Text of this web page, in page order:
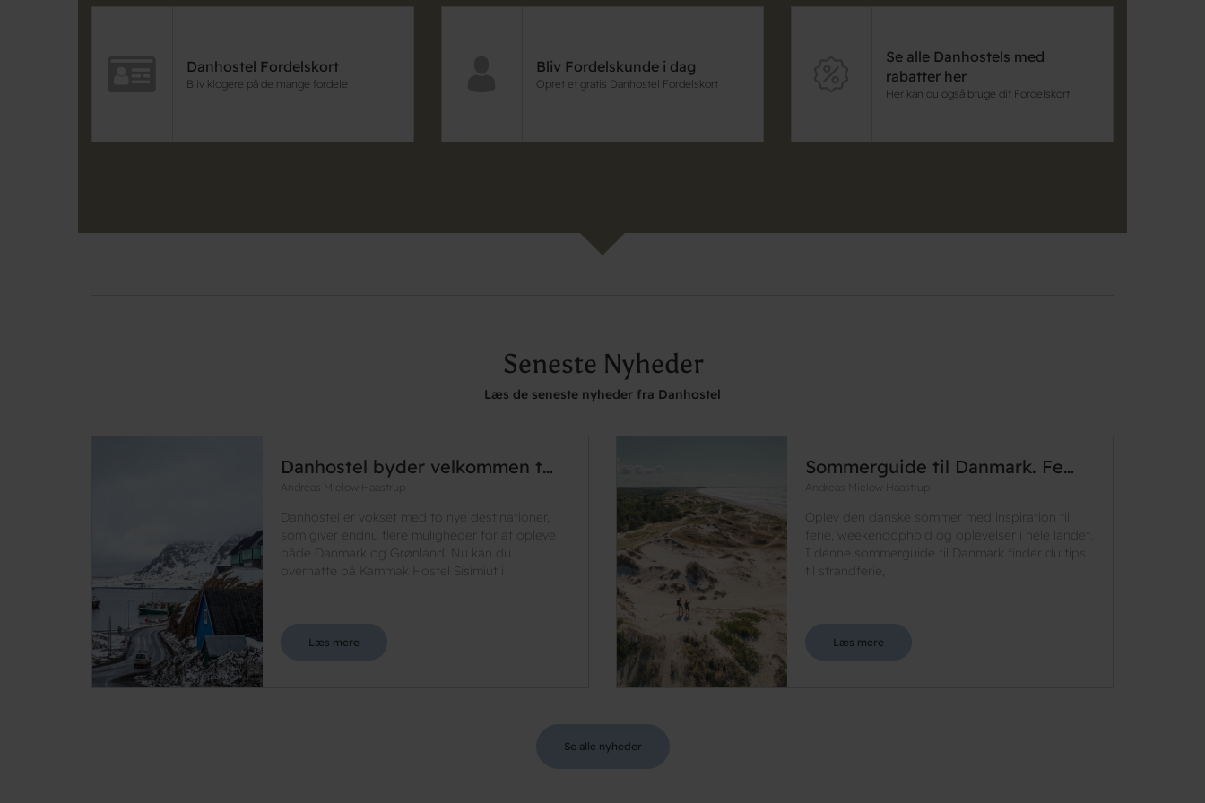
Danhostel Fordelskort
Bliv klogere på de mange fordele
Bliv Fordelskunde i dag
Opret et gratis Danhostel Fordelskort
Se alle Danhostels med
rabatter her
Her kan du også bruge dit Fordelskort
Seneste Nyheder
Læs de seneste nyheder fra Danhostel
Danhostel byder velkommen t…
Andreas Mielow Haastrup
Danhostel er vokset med to nye destinationer,
som giver endnu flere muligheder for at opleve
både Danmark og Grønland. Nu kan du
overnatte på Kammak Hostel Sisimiut i
Læs mere
Sommerguide til Danmark. Fe…
Andreas Mielow Haastrup
Oplev den danske sommer med inspiration til
ferie, weekendophold og oplevelser i hele landet.
I denne sommerguide til Danmark finder du tips
til strandferie,
Læs mere
Se alle nyheder